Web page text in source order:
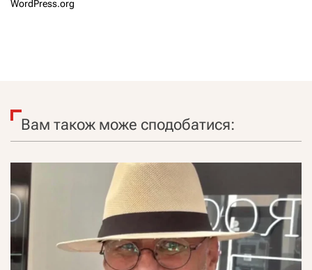
WordPress.org
Вам також може сподобатися: